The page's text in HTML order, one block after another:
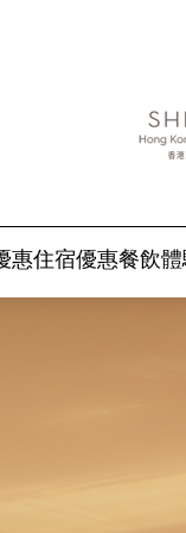
惠住宿優惠餐飲